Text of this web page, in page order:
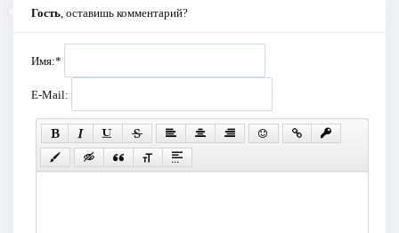
Гость , оставишь комментарий?
Имя:*
E-Mail: